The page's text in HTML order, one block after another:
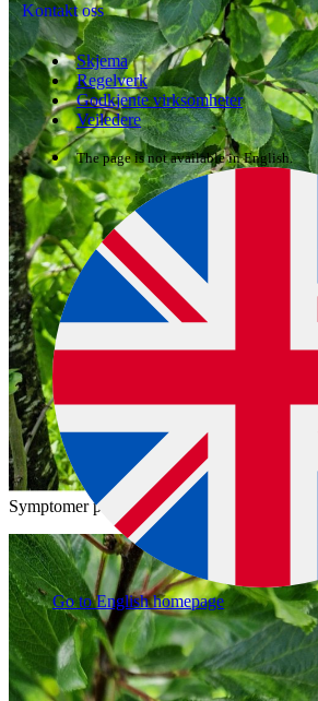
Kontakt oss
Skjema
Regelverk
Godkjente virksomheter
Veiledere
The page is not available in English.
Go to English homepage
Symptomer på sharkavirus på